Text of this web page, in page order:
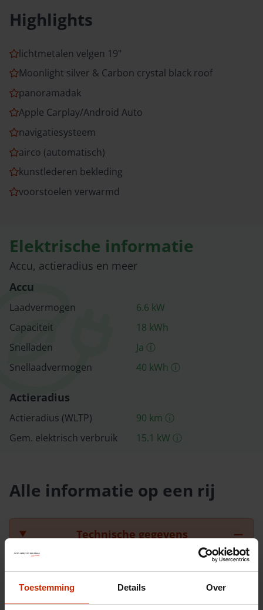
Toestemming Details Over
Highlights
lichtmetalen velgen 19"
Moonlight silver & Carbon crystal black roof
panoramadak
Apple Carplay/Android Auto
navigatiesysteem
airco (automatisch)
kunstlederen bekleding
voorstoelen verwarmd
Elektrische informatie
Accu, actieradius en meer
Accu
Laadvermogen 6.6 kW
Capaciteit
18 kWh
Snelladen
Ja ⓘ
Snellaad­vermogen
40 kWh ⓘ
Actieradius
Actieradius (WLTP) 90 km ⓘ
Gem. elektrisch verbruik
15.1 kW ⓘ
Alle informatie op een rij
Technische gegevens
Chassisnummer
LNNBBDEE4SC207898
Carrosserie
SUV